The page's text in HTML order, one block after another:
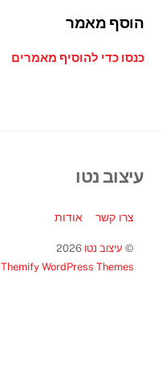
הוסף מאמר
כנסו כדי להוסיף מאמרים
עיצוב נטו
צרו קשר אודות
© עיצוב נטו 2026
Themify WordPress Themes